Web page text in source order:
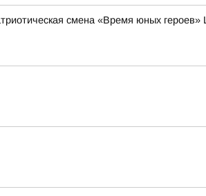
смена «Время юных